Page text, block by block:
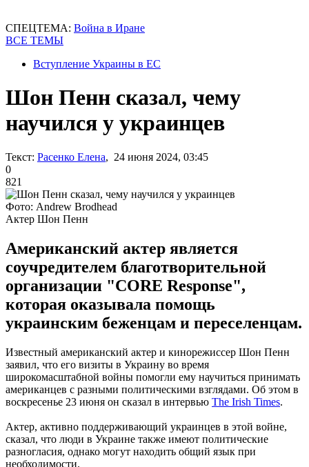
СПЕЦТЕМА: Война в Иране
ВСЕ ТЕМЫ
Вступление Украины в ЕС
Шон Пенн сказал, чему
научился у украинцев
Текст: Расенко Елена, 24 июня 2024, 03:45
0
821
Фото: Andrew Brodhead
Актер Шон Пенн
Американский актер является
соучредителем благотворительной
организации "CORE Response",
которая оказывала помощь
украинским беженцам и переселенцам.
Известный американский актер и кинорежиссер Шон Пенн
заявил, что его визиты в Украину во время
широкомасштабной войны помогли ему научиться принимать
американцев с разными политическими взглядами. Об этом в
воскресенье 23 июня он сказал в интервью The Irish Times.
Актер, активно поддерживающий украинцев в этой войне,
сказал, что люди в Украине также имеют политические
разногласия, однако могут находить общий язык при
необходимости.